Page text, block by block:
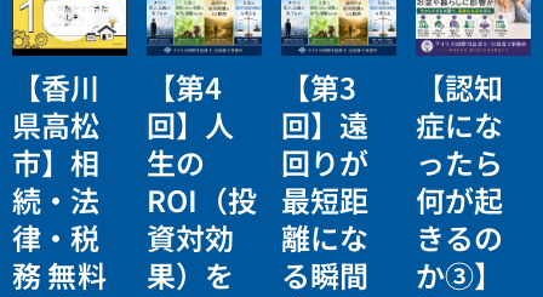
【香川
県高松
市】相
続・法
律・税
務 無料
【第4
回】人
生の
ROI（投
資対効
果）を
【第3
回】遠
回りが
最短距
離にな
る瞬間
【認知
症にな
ったら
何が起
きるの
か③】